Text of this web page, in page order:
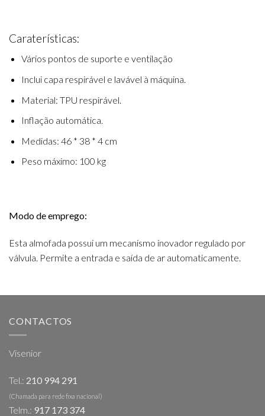
Caraterísticas:
Vários pontos de suporte e ventilação
Inclui capa respirável e lavável à máquina.
Material: TPU respirável.
Inflação automática.
Medidas: 46 * 38 * 4 cm
Peso máximo: 100 kg
Modo de emprego:
Esta almofada possui um mecanismo inovador regulado por
válvula. Permite a entrada e saída de ar automaticamente.
CONTACTOS
Visenior
Tel.: 210 994 291
(Chamada para rede fixa nacional)
Telm.: 917 173 374